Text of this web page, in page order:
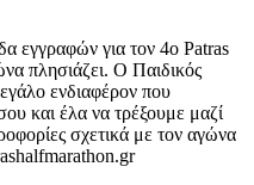
εγγραφών για τον 4ο Patras
πλησιάζει. Ο Παιδικός
ενδιαφέρον που
και έλα να τρέξουμε μαζί
σχετικά με τον αγώνα